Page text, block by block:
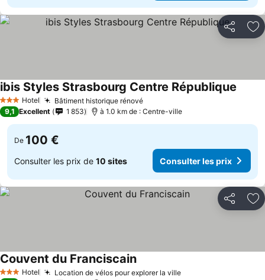
Partager
3 ÉtoilesHotel Bâtiment historique rénové
ibis Styles Strasbourg Centre République
9,1 Excellent 1 853 à 1.0 km de : Centre-ville
De 100 €
Consulter les prix de 10 sites Consulter les prix
Partager
3 ÉtoilesHotel Location de vélos pour explorer la ville
Couvent du Franciscain